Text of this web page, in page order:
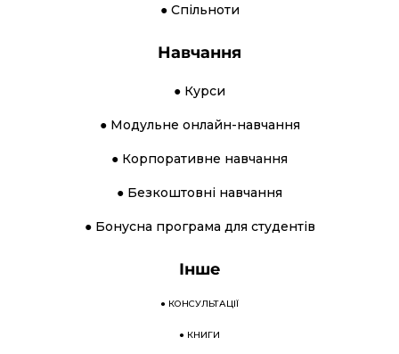
● Спільноти
Навчання
● Курси
● Модульне онлайн-навчання
● Корпоративне навчання
● Безкоштовні навчання
● Бонусна програма для студентів
Інше
● КОНСУЛЬТАЦІЇ
● КНИГИ